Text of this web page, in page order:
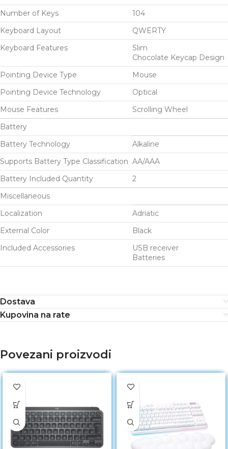
Number of Keys
104
Keyboard Layout
QWERTY
Keyboard Features
Slim
Chocolate Keycap Design
Pointing Device Type
Mouse
Pointing Device Technology
Optical
Mouse Features
Scrolling Wheel
Battery
Battery Technology
Alkaline
Supports Battery Type Classification AA/AAA
Battery Included Quantity
2
Miscellaneous
Localization
Adriatic
External Color
Black
Included Accessories
USB receiver
Batteries
Dostava
Kupovina na rate
Povezani proizvodi